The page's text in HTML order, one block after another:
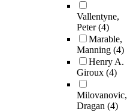
Vallentyne,
Peter(4)
Marable,
Manning (4)
Henry A.
Giroux (4)
Milovanovic,
Dragan (4)